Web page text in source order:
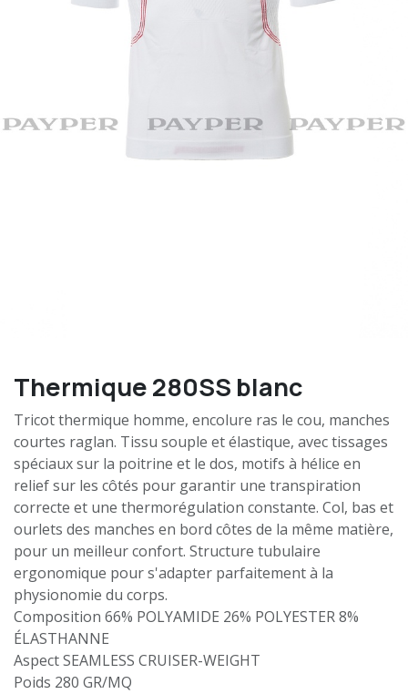
Thermique 280SS blanc
Tricot thermique homme, encolure ras le cou, manches
courtes raglan. Tissu souple et élastique, avec tissages
spéciaux sur la poitrine et le dos, motifs à hélice en
relief sur les côtés pour garantir une transpiration
correcte et une thermorégulation constante. Col, bas et
ourlets des manches en bord côtes de la même matière,
pour un meilleur confort. Structure tubulaire
ergonomique pour s'adapter parfaitement à la
physionomie du corps.
Composition 66% POLYAMIDE 26% POLYESTER 8%
ÉLASTHANNE
Aspect SEAMLESS CRUISER-WEIGHT
Poids 280 GR/MQ